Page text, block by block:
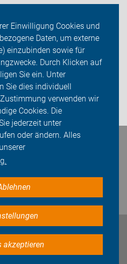
Einwilligung Cookies und
Daten, um externe
einzubinden sowie für
Durch Klicken auf
Sie ein. Unter
Sie dies individuell
verwenden wir
Cookies. Die
jederzeit unter
oder ändern. Alles
akzeptieren